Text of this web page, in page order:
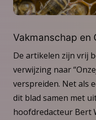
Vakmanschap en
De artikelen zijn vrij
verwijzing naar
verspreiden. Net als
dit blad samen met
hoofdredacteur Bert